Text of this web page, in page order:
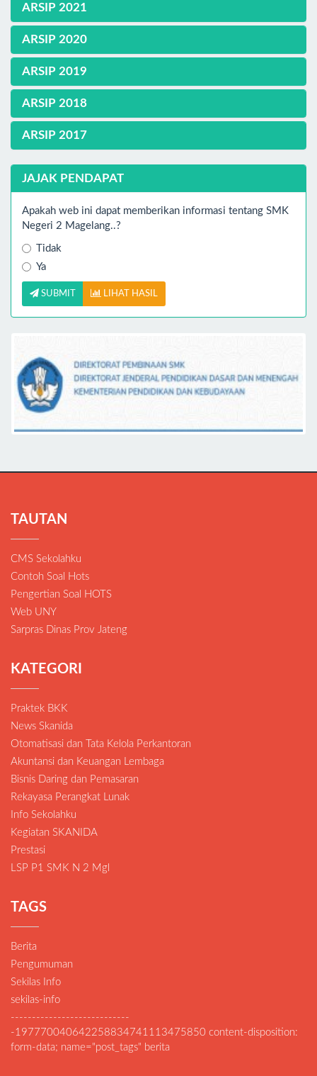
ARSIP 2021
ARSIP 2020
ARSIP 2019
ARSIP 2018
ARSIP 2017
JAJAK PENDAPAT
Apakah web ini dapat memberikan informasi tentang SMK
Negeri 2 Magelang..?
Tidak
Ya
SUBMIT LIHAT HASIL
TAUTAN
CMS Sekolahku
Contoh Soal Hots
Pengertian Soal HOTS
Web UNY
Sarpras Dinas Prov Jateng
KATEGORI
Praktek BKK
News Skanida
Otomatisasi dan Tata Kelola Perkantoran
Akuntansi dan Keuangan Lembaga
Bisnis Daring dan Pemasaran
Rekayasa Perangkat Lunak
Info Sekolahku
Kegiatan SKANIDA
Prestasi
LSP P1 SMK N 2 Mgl
TAGS
Berita
Pengumuman
Sekilas Info
sekilas-info
----------------------------
-197770040642258834741113475850 content-disposition:
form-data; name="post_tags" berita